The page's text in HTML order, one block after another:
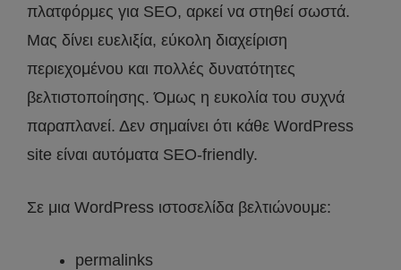
πλατφόρμες για SEO, αρκεί να στηθεί σωστά.
Μας δίνει ευελιξία, εύκολη διαχείριση
περιεχομένου και πολλές δυνατότητες
βελτιστοποίησης. Όμως η ευκολία του συχνά
παραπλανεί. Δεν σημαίνει ότι κάθε WordPress
site είναι αυτόματα SEO-friendly.
Σε μια WordPress ιστοσελίδα βελτιώνουμε:
permalinks